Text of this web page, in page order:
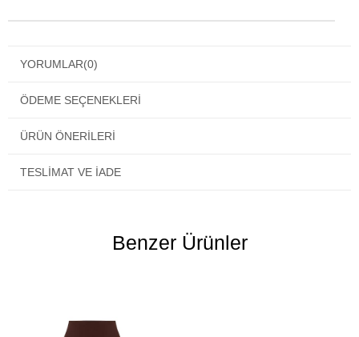
YORUMLAR(0)
ÖDEME SEÇENEKLERI
ÜRÜN ÖNERILERI
TESLIMAT VE İADE
Benzer Ürünler